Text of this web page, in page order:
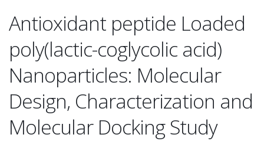
Antioxidant peptide Loaded
poly(lactic-coglycolic acid)
Nanoparticles: Molecular
Design, Characterization and
Molecular Docking Study